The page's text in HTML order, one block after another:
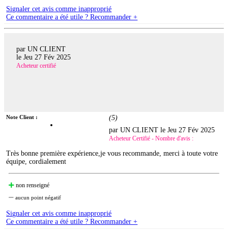
Signaler cet avis comme inapproprié
Ce commentaire a été utile ? Recommander +
par UN CLIENT
le Jeu 27 Fév 2025
Acheteur certifié
Note Client : (5)
par UN CLIENT leJeu 27 Fév 2025
Acheteur Certifié - Nombre d'avis :
Très bonne première expérience,je vous recommande, merci à toute votre
équipe, cordialement
non renseigné
aucun point négatif
Signaler cet avis comme inapproprié
Ce commentaire a été utile ? Recommander +